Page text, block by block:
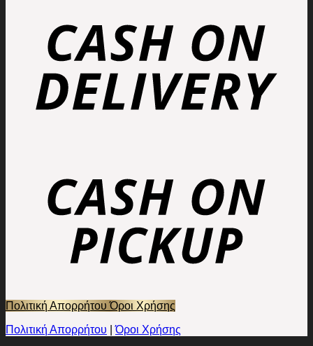
Πολιτική Απορρήτου Όροι Χρήσης
Πολιτική Απορρήτου |Όροι Χρήσης